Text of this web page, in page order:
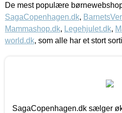
De mest populære
SagaCopenhagen.dk,
Mammashop.dk, Legehjulet.dk,
world.dk, som alle har et stort
SagaCopenhagen.dk sælger